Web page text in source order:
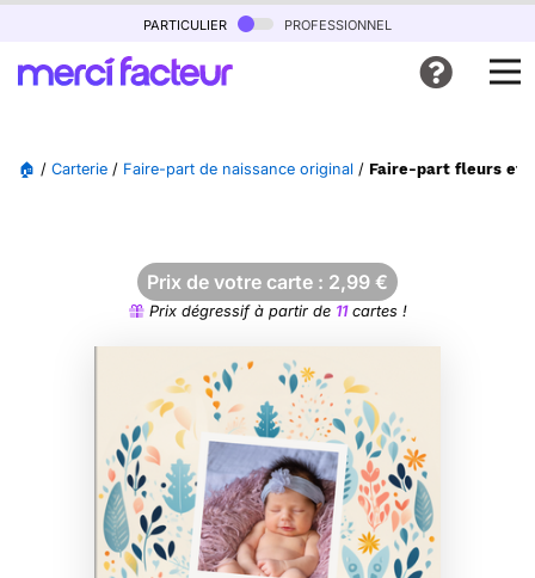
particulier professionnel
🏠 / Carterie / Faire-part de naissance original / Faire-part fleurs et
Prix de votre carte : 2,99 €
Prix dégressif à partir de 11cartes !